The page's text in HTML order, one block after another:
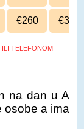
€260 €325
ILI TELEFONOM
na dan u A
osobe a ima